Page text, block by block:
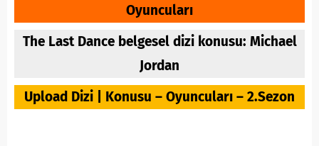
Oyuncuları
The Last Dance belgesel dizi konusu: Michael
Jordan
Upload Dizi | Konusu – Oyuncuları – 2.Sezon